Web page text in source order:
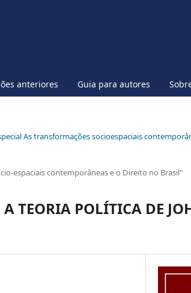
anteriores Guia para autores
As transformações socioespaciais
espaciais contemporâneas e o Direito no Brasil"
TEORIA POLÍTICA DE